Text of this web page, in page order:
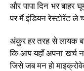
और पापा दिन भर बाहर
पर मैं इंडियन रेस्टोरेंट ले
अंकुर हर तरह से लायक
कि आप यहाँ अपना खर्च
जिसे जब मन हो